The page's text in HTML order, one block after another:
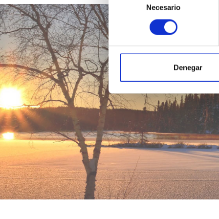
de
consentimiento
Necesario
Denegar